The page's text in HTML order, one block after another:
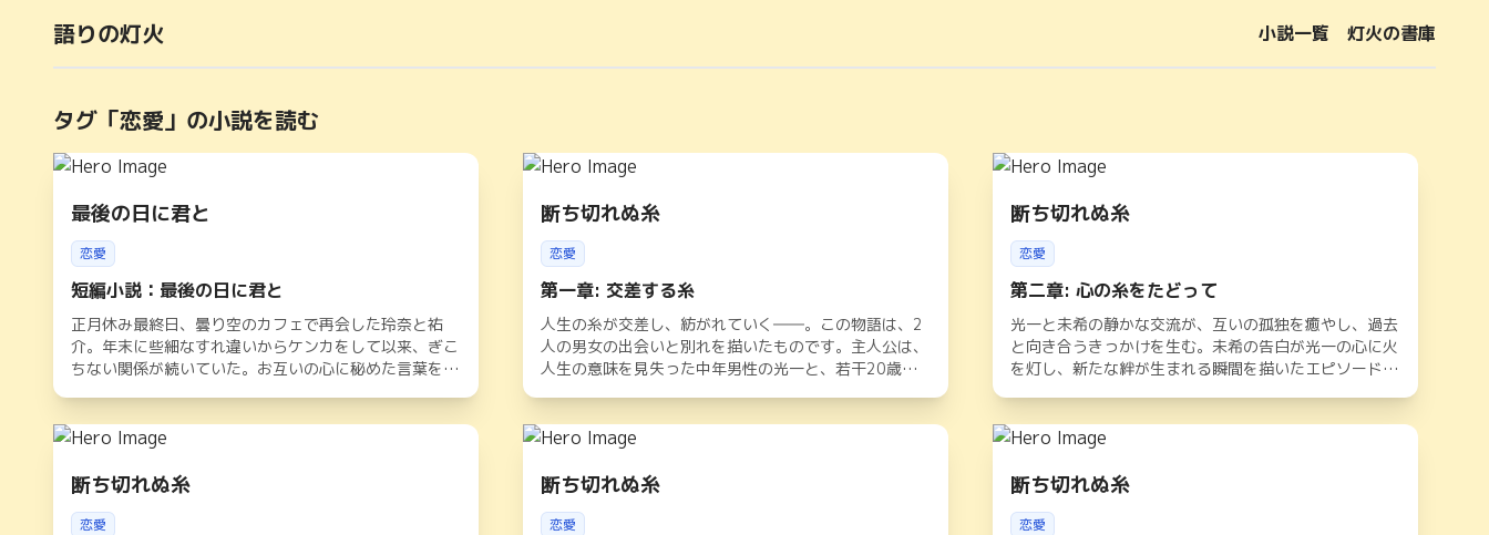
語りの灯火 小説一覧 灯火の書庫
タグ「恋愛」の小説を読む
最後の日に君と
恋愛
短編小説：最後の日に君と
正月休み最終日、曇り空のカフェで再会した玲奈と祐
介。年末に些細なすれ違いからケンカをして以来、ぎこ
ちない関係が続いていた。お互いの心に秘めた言葉をう
二人は新たな一歩を踏み出す決意をする。曇り空の下、
断ち切れぬ糸
恋愛
第一章: 交差する糸
人生の糸が交差し、紡がれていく――。この物語は、2
人の男女の出会いと別れを描いたものです。主人公は、
人生の意味を見失った中年男性の光一と、若干20歳の
る糸に導かれていきます。愛情の糸、運命の糸が絡まり
衝撃的な結末です。
断ち切れぬ糸
恋愛
第二章: 心の糸をたどって
光一と未希の静かな交流が、互いの孤独を癒やし、過去
と向き合うきっかけを生む。未希の告白が光一の心に火
を灯し、新たな絆が生まれる瞬間を描いたエピソード。
断ち切れぬ糸
恋愛
断ち切れぬ糸
恋愛
断ち切れぬ糸
恋愛